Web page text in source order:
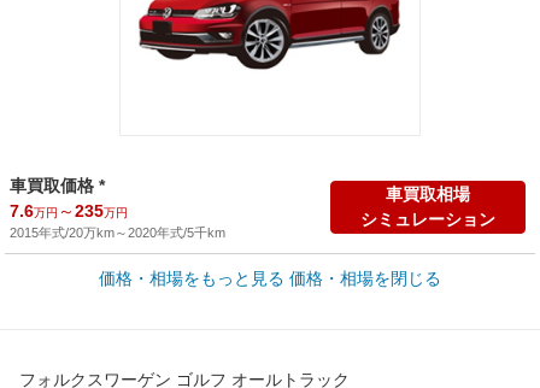
車買取価格 *
7.6万円 ～235万円
2015年式/20万km～2020年式/5千km
車買取相場
シミュレーション
新車カタログ価格
他車種を
73,850円
価格・相場をもっと見る 価格・相場を閉じる
フォルクスワーゲン ゴルフ オールトラック